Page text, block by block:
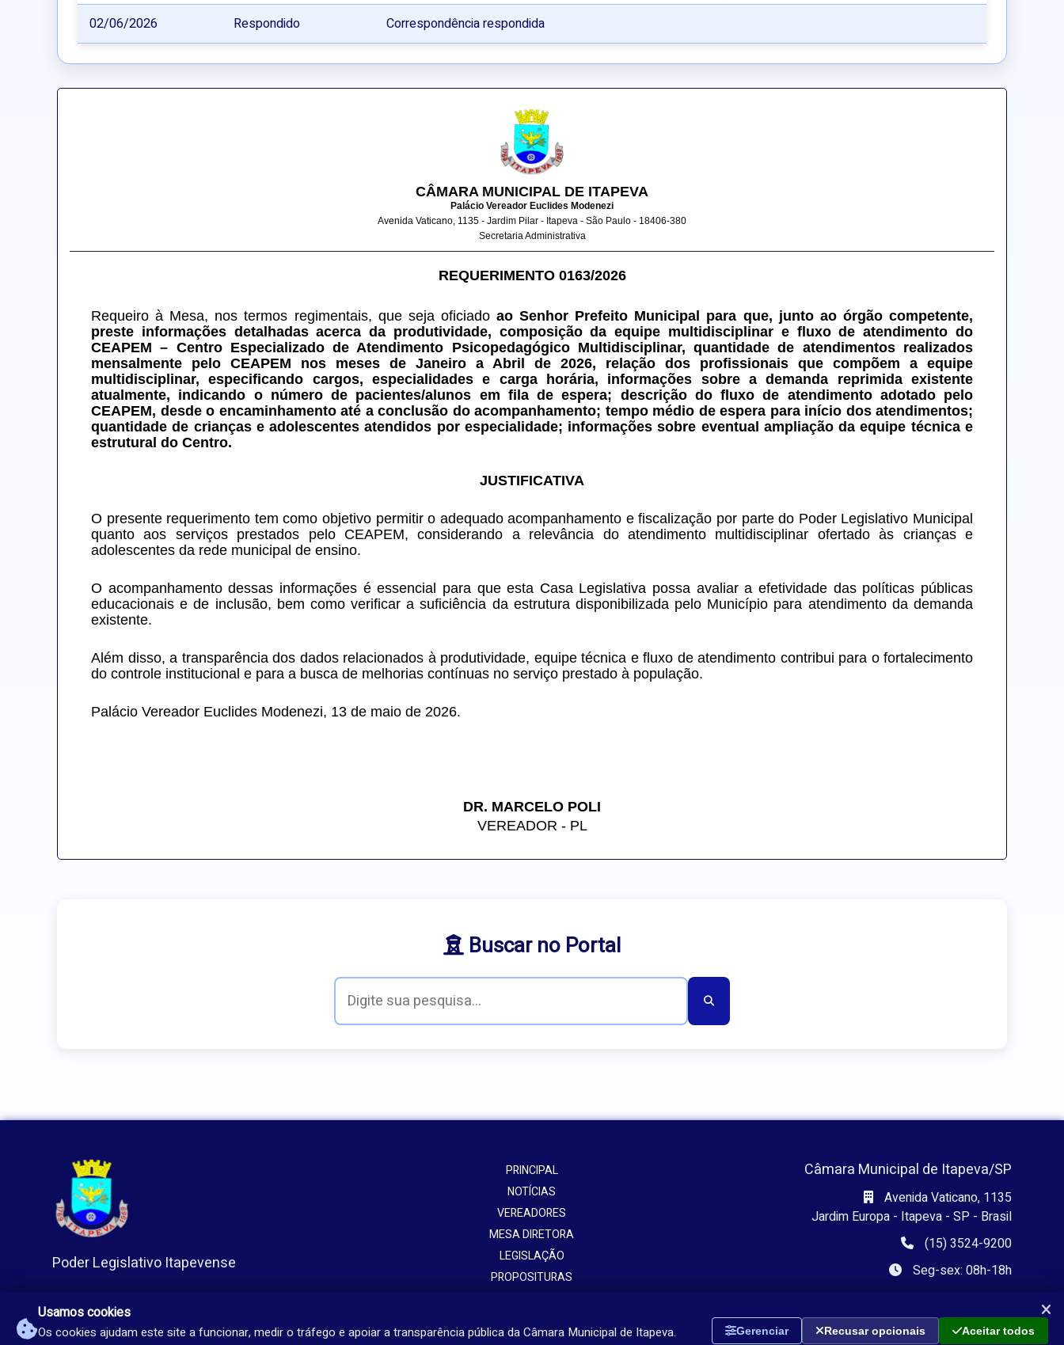
02/06/2026 Respondido Correspondência respondida
CÂMARA MUNICIPAL DE ITAPEVA
Palácio Vereador Euclides Modenezi
Avenida Vaticano, 1135 - Jardim Pilar - Itapeva - São Paulo - 18406-380
Secretaria Administrativa
REQUERIMENTO 0163/2026
Requeiro à Mesa, nos termos regimentais, que seja oficiado ao Senhor Prefeito Municipal para que, junto ao órgão competente,
preste informações detalhadas acerca da produtividade, composição da equipe multidisciplinar e fluxo de atendimento do
CEAPEM – Centro Especializado de Atendimento Psicopedagógico Multidisciplinar, quantidade de atendimentos realizados
mensalmente pelo CEAPEM nos meses de Janeiro a Abril de 2026, relação dos profissionais que compõem a equipe
multidisciplinar, especificando cargos, especialidades e carga horária, informações sobre a demanda reprimida existente
atualmente, indicando o número de pacientes/alunos em fila de espera; descrição do fluxo de atendimento adotado pelo
CEAPEM, desde o encaminhamento até a conclusão do acompanhamento; tempo médio de espera para início dos atendimentos;
quantidade de crianças e adolescentes atendidos por especialidade; informações sobre eventual ampliação da equipe técnica e
estrutural do Centro.
JUSTIFICATIVA
O presente requerimento tem como objetivo permitir o adequado acompanhamento e fiscalização por parte do Poder Legislativo Municipal
quanto aos serviços prestados pelo CEAPEM, considerando a relevância do atendimento multidisciplinar ofertado às crianças e
adolescentes da rede municipal de ensino.
O acompanhamento dessas informações é essencial para que esta Casa Legislativa possa avaliar a efetividade das políticas públicas
educacionais e de inclusão, bem como verificar a suficiência da estrutura disponibilizada pelo Município para atendimento da demanda
existente.
Além disso, a transparência dos dados relacionados à produtividade, equipe técnica e fluxo de atendimento contribui para o fortalecimento
do controle institucional e para a busca de melhorias contínuas no serviço prestado à população.
Palácio Vereador Euclides Modenezi, 13 de maio de 2026.
DR. MARCELO POLI
VEREADOR - PL
Buscar no Portal
Poder Legislativo Itapevense
PRINCIPAL
NOTÍCIAS
VEREADORES
MESA DIRETORA
LEGISLAÇÃO
PROPOSITURAS
Câmara Municipal de Itapeva/SP
Avenida Vaticano, 1135
Jardim Europa - Itapeva - SP - Brasil
(15) 3524-9200
Seg-sex: 08h-18h
Usamos cookies
Os cookies ajudam este site a funcionar, medir o tráfego e apoiar a transparência pública da Câmara Municipal de Itapeva.
Gerenciar Recusar opcionais Aceitar todos